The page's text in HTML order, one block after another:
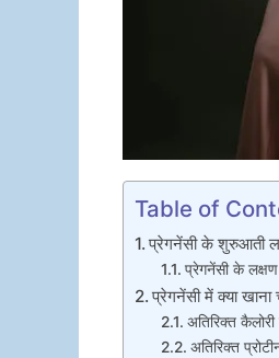
Table of
प्रेगनेंसी के शुरुआती
प्रेगनेंसी के लक्षण
प्रेगनेंसी में क्या खाना
अतिरिक्त
अतिरिक्त